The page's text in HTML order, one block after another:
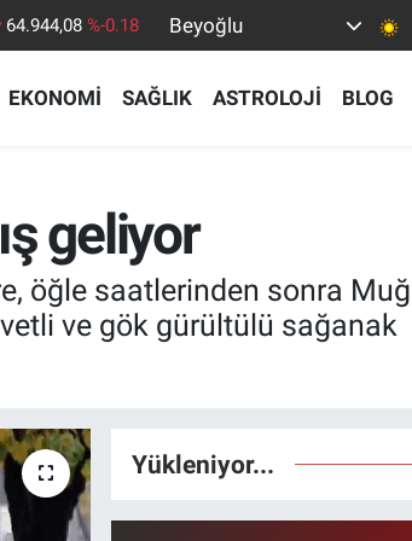
47,7436 %0.18
Beyoğlu
EKONOMİ SAĞLIK ASTROLOJİ BLOG
geliyor
öğle saatlerinden sonra
ve gök gürültülü sağanak
Yükleniyor...